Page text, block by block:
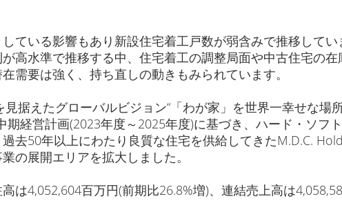
ている影響もあり新設住宅着工戸数が弱含みで推移して
高水準で推移する中、住宅着工の調整局面や中古住宅の
需要は強く、持ち直しの動きもみられています。
据えたグローバルビジョン“「わが家」を世界一幸せな場
期経営計画(2023年度～2025年度)に基づき、ハード・ソフ
去50年以上にわたり良質な住宅を供給してきたM.D.C.
の展開エリアを拡大しました。
は4,052,604百万円(前期比26.8%増)、連結売上高は